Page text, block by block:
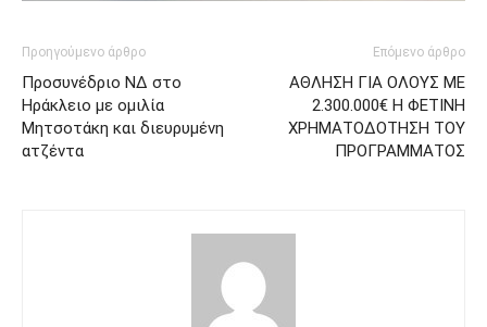
Προηγούμενο άρθρο
Προσυνέδριο ΝΔ στο
Ηράκλειο με ομιλία
Μητσοτάκη και διευρυμένη
ατζέντα
Επόμενο άρθρο
ΑΘΛΗΣΗ ΓΙΑ ΟΛΟΥΣ ΜΕ
2.300.000€ Η ΦΕΤΙΝΗ
ΧΡΗΜΑΤΟΔΟΤΗΣΗ ΤΟΥ
ΠΡΟΓΡΑΜΜΑΤΟΣ